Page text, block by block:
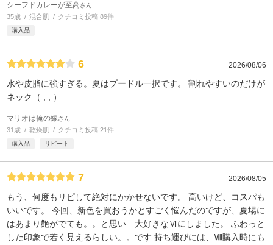
シーフドカレーが至高さん
35歳 混合肌 クチコミ投稿 89件
購入品
6 2026/08/06
水や皮脂に強すぎる。夏はプードル一択です。 割れやすいのだけが
ネック（ ; ; ）
マリオは俺の嫁さん
31歳 乾燥肌 クチコミ投稿 21件
購入品 リピート
7 2026/08/05
もう、何度もリピして絶対にかかせないです。 高いけど、コスパも
いいです。 今回、新色を買おうかとすごく悩んだのですが、夏場に
はあまり艶がでても。。と思い 大好きなⅥにしました。 ふわっと
した印象で若く見えるらしい。。です 持ち運びには、Ⅷ購入時にも